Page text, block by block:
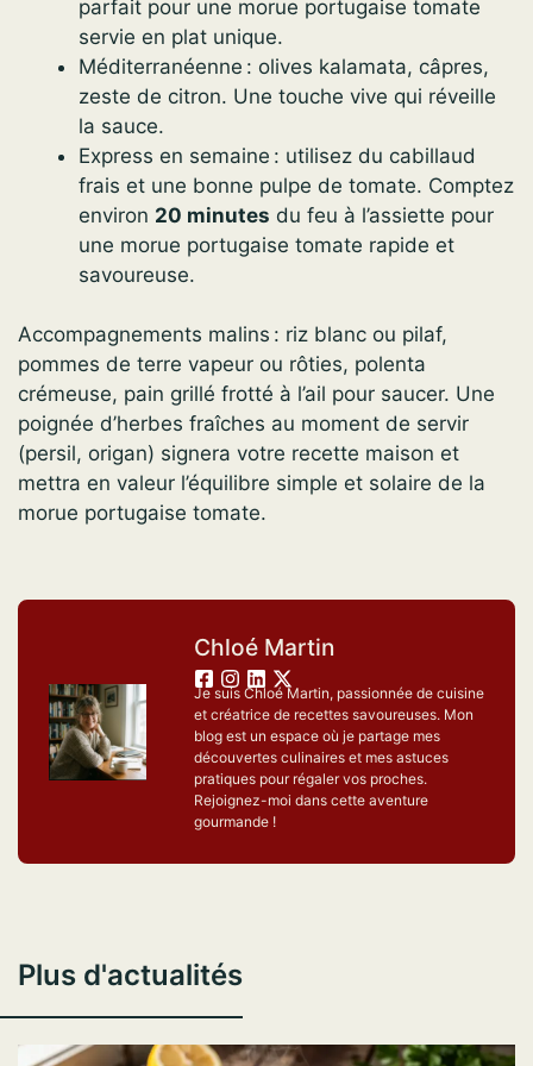
parfait pour une morue portugaise tomate
servie en plat unique.
Méditerranéenne : olives kalamata, câpres,
zeste de citron. Une touche vive qui réveille
la sauce.
Express en semaine : utilisez du cabillaud
frais et une bonne pulpe de tomate. Comptez
environ 20 minutes du feu à l’assiette pour
une morue portugaise tomate rapide et
savoureuse.
Accompagnements malins : riz blanc ou pilaf,
pommes de terre vapeur ou rôties, polenta
crémeuse, pain grillé frotté à l’ail pour saucer. Une
poignée d’herbes fraîches au moment de servir
(persil, origan) signera votre recette maison et
mettra en valeur l’équilibre simple et solaire de la
morue portugaise tomate.
Chloé Martin
Je suis Chloé Martin, passionnée de cuisine
et créatrice de recettes savoureuses. Mon
blog est un espace où je partage mes
découvertes culinaires et mes astuces
pratiques pour régaler vos proches.
Rejoignez-moi dans cette aventure
gourmande !
Plus d'actualités